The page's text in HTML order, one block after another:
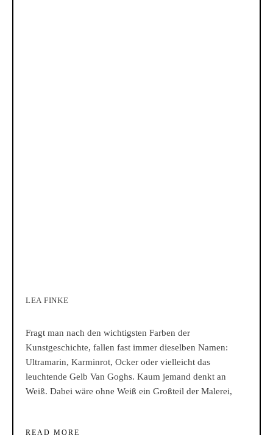
LEA FINKE
Fragt man nach den wichtigsten Farben der
Kunstgeschichte, fallen fast immer dieselben Namen:
Ultramarin, Karminrot, Ocker oder vielleicht das
leuchtende Gelb Van Goghs. Kaum jemand denkt an
Weiß. Dabei wäre ohne Weiß ein Großteil der Malerei,
READ MORE